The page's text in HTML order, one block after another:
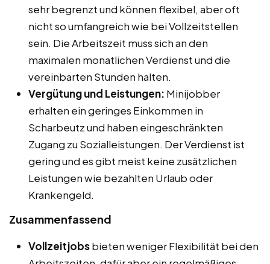
sehr begrenzt und können flexibel, aber oft
nicht so umfangreich wie bei Vollzeitstellen
sein. Die Arbeitszeit muss sich an den
maximalen monatlichen Verdienst und die
vereinbarten Stunden halten.
Vergütung und Leistungen: Minijobber
erhalten ein geringes Einkommen in
Scharbeutz und haben eingeschränkten
Zugang zu Sozialleistungen. Der Verdienst ist
gering und es gibt meist keine zusätzlichen
Leistungen wie bezahlten Urlaub oder
Krankengeld.
Zusammenfassend
Vollzeitjobsbieten weniger Flexibilität bei den